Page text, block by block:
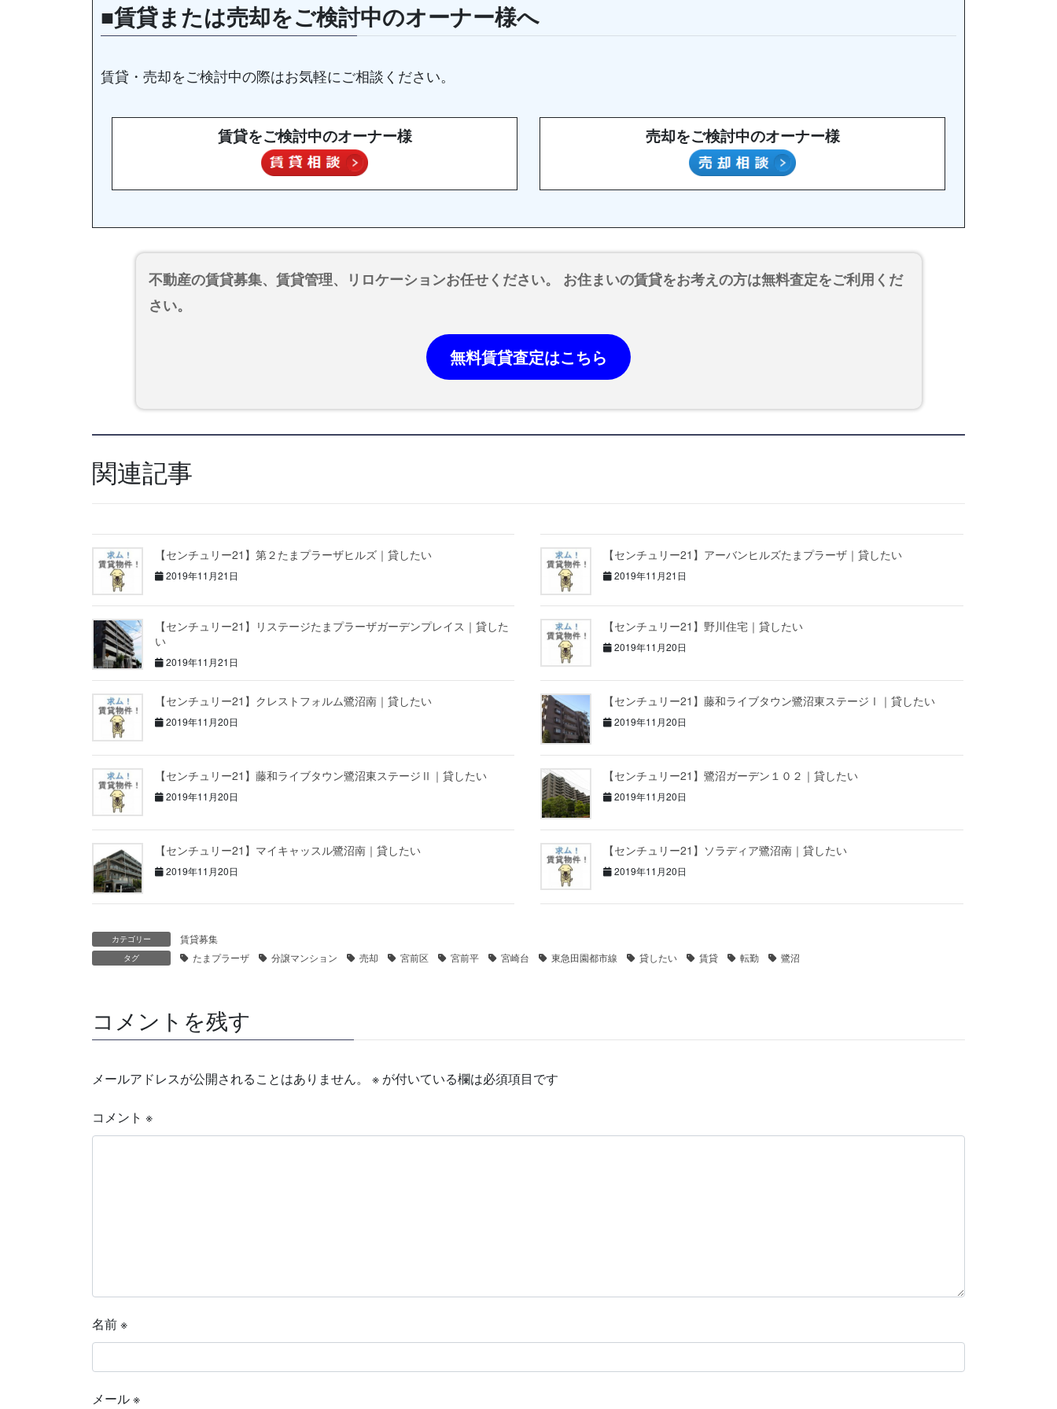
■賃貸または売却をご検討中のオーナー様へ
賃貸・売却をご検討中の際はお気軽にご相談ください。
賃貸をご検討中のオーナー様 売却をご検討中のオーナー様
不動産の賃貸募集、賃貸管理、リロケーションお任せください。 お住まいの賃貸をお考えの方は無料査定をご利用くだ
さい。
無料賃貸査定はこちら
関連記事
【センチュリー21】第２たまプラーザヒルズ｜貸したい
2019年11月21日
【センチュリー21】アーバンヒルズたまプラーザ｜貸したい
2019年11月21日
【センチュリー21】リステージたまプラーザガーデンプレイス｜貸した
い
2019年11月21日
【センチュリー21】野川住宅｜貸したい
2019年11月20日
【センチュリー21】クレストフォルム鷺沼南｜貸したい
2019年11月20日
【センチュリー21】藤和ライブタウン鷺沼東ステージⅠ｜貸したい
2019年11月20日
【センチュリー21】藤和ライブタウン鷺沼東ステージⅡ｜貸したい
2019年11月20日
【センチュリー21】鷺沼ガーデン１０２｜貸したい
2019年11月20日
【センチュリー21】マイキャッスル鷺沼南｜貸したい
2019年11月20日
【センチュリー21】ソラディア鷺沼南｜貸したい
2019年11月20日
カテゴリー 賃貸募集
タグ たまプラーザ 分譲マンション 売却 宮前区 宮前平 宮崎台 東急田園都市線 貸したい 賃貸 転勤 鷺沼
コメントを残す
メールアドレスが公開されることはありません。 ※ が付いている欄は必須項目です
コメント ※
名前※
メール※